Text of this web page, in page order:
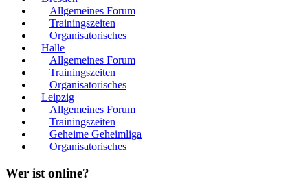
Allgemeines Forum
Trainingszeiten
Organisatorisches
Halle
Allgemeines Forum
Trainingszeiten
Organisatorisches
Leipzig
Allgemeines Forum
Trainingszeiten
Geheime Geheimliga
Organisatorisches
Wer ist online?